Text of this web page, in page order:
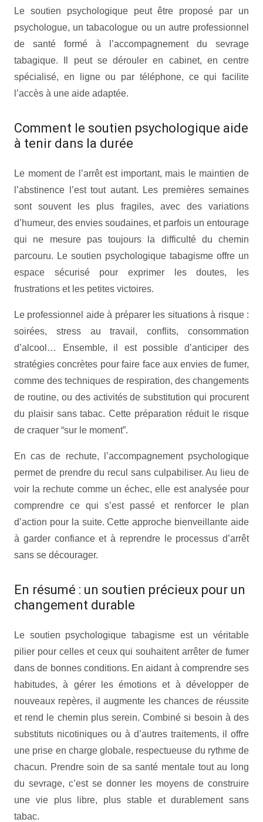
Le soutien psychologique peut être proposé par un
psychologue, un tabacologue ou un autre professionnel
de santé formé à l’accompagnement du sevrage
tabagique. Il peut se dérouler en cabinet, en centre
spécialisé, en ligne ou par téléphone, ce qui facilite
l’accès à une aide adaptée.
Comment le soutien psychologique aide
à tenir dans la durée
Le moment de l’arrêt est important, mais le maintien de
l’abstinence l’est tout autant. Les premières semaines
sont souvent les plus fragiles, avec des variations
d’humeur, des envies soudaines, et parfois un entourage
qui ne mesure pas toujours la difficulté du chemin
parcouru. Le soutien psychologique tabagisme offre un
espace sécurisé pour exprimer les doutes, les
frustrations et les petites victoires.
Le professionnel aide à préparer les situations à risque :
soirées, stress au travail, conflits, consommation
d’alcool… Ensemble, il est possible d’anticiper des
stratégies concrètes pour faire face aux envies de fumer,
comme des techniques de respiration, des changements
de routine, ou des activités de substitution qui procurent
du plaisir sans tabac. Cette préparation réduit le risque
de craquer “sur le moment”.
En cas de rechute, l’accompagnement psychologique
permet de prendre du recul sans culpabiliser. Au lieu de
voir la rechute comme un échec, elle est analysée pour
comprendre ce qui s’est passé et renforcer le plan
d’action pour la suite. Cette approche bienveillante aide
à garder confiance et à reprendre le processus d’arrêt
sans se décourager.
En résumé : un soutien précieux pour un
changement durable
Le soutien psychologique tabagisme est un véritable
pilier pour celles et ceux qui souhaitent arrêter de fumer
dans de bonnes conditions. En aidant à comprendre ses
habitudes, à gérer les émotions et à développer de
nouveaux repères, il augmente les chances de réussite
et rend le chemin plus serein. Combiné si besoin à des
substituts nicotiniques ou à d’autres traitements, il offre
une prise en charge globale, respectueuse du rythme de
chacun. Prendre soin de sa santé mentale tout au long
du sevrage, c’est se donner les moyens de construire
une vie plus libre, plus stable et durablement sans
tabac.